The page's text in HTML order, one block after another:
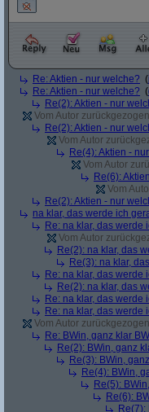
Re: Aktien - nur welche? (
Re: Aktien - nur welche? (
Re(2): Aktien - nur
Vom Autor
Re(2): Aktien - nur
Vom Autor
Re(4): Aktien -
Vom Autor
Re(6):
Vom
Re(2): Aktien - nur
na klar, das werde ich
Re: na klar, das werde
Vom Autor
Re(2): na klar, das
Re(3): na klar,
Re: na klar, das werde
Re(2): na klar, das
Re: na klar, das werde
Re: na klar, das werde
Vom Autor
Re: BWin, ganz klar
Re(2): BWin, ganz
Re(3): BWin,
Re(4): BWin,
Re(5):
Re(6):
Re(7):